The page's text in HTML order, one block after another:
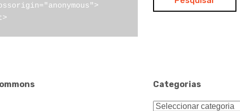
Categorias
Categorias